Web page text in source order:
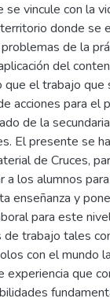
vincule con la
donde se
de la
del
el trabajo
acciones para el
de la
El presente se
de Cruces,
a los alumnos
enseñanza y
para este
de trabajo tales
con el mundo
experiencia que